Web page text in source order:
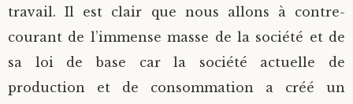
travail. Il est clair que nous allons à contre-
courant de l’immense masse de la société et de
sa loi de base car la société actuelle de
production et de consommation a créé un